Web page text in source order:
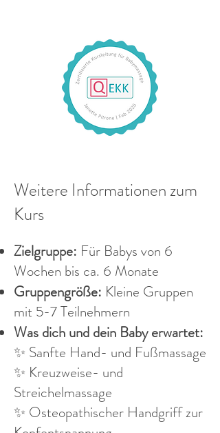
Weitere Informationen zum
Kurs
Zielgruppe: Für Babys von 6
Wochen bis ca. 6 Monate
Gruppengröße: Kleine Gruppen
mit 5-7 Teilnehmern
Was dich und dein Baby erwartet:
✨ Sanfte Hand- und Fußmassage
✨ Kreuzweise- und
Streichelmassage
✨ Osteopathischer Handgriff zur